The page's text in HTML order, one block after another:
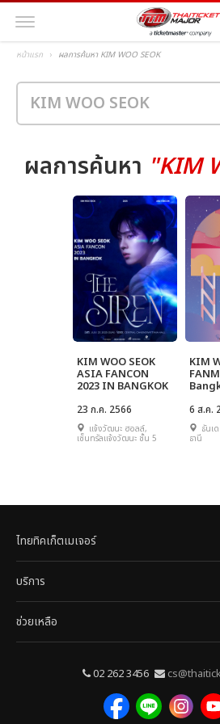
หน้าแรก ผลการค้นหา KIM WOO SEOK
ผลการค้นหา "KIM
KIM WOO SEOK
ASIA FANCON
2023 IN BANGKOK
23 ก.ค. 2566
แจ้งวัฒนะ ฮอลล์,
เซ็นทรัลแจ้งวัฒนะ ชั้น 5
KIM
6 ส.ค.
ธันเ
ธานี
ไทยทิคเก็ตเมเจอร์
บริการ
ช่วยเหลือ
02 262 3456